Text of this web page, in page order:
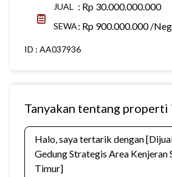
JUAL : Rp 30.000.000.000
SEWA: Rp 900.000.000 /
ID : AA037936
Tanyakan tentang properti